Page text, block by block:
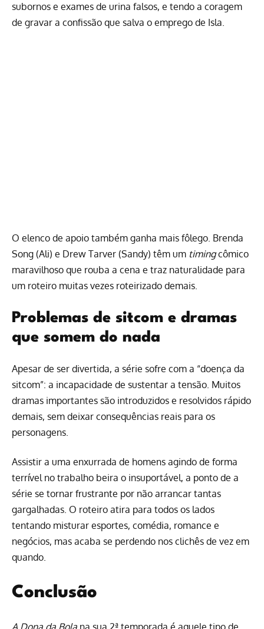
subornos e exames de urina falsos, e tendo a coragem
de gravar a confissão que salva o emprego de Isla.
O elenco de apoio também ganha mais fôlego. Brenda
Song (Ali) e Drew Tarver (Sandy) têm um timingcômico
maravilhoso que rouba a cena e traz naturalidade para
um roteiro muitas vezes roteirizado demais.
Problemas de sitcom e dramas
que somem do nada
Apesar de ser divertida, a série sofre com a “doença da
sitcom”: a incapacidade de sustentar a tensão. Muitos
dramas importantes são introduzidos e resolvidos rápido
demais, sem deixar consequências reais para os
personagens.
Assistir a uma enxurrada de homens agindo de forma
terrível no trabalho beira o insuportável, a ponto de a
série se tornar frustrante por não arrancar tantas
gargalhadas. O roteiro atira para todos os lados
tentando misturar esportes, comédia, romance e
negócios, mas acaba se perdendo nos clichês de vez em
quando.
Conclusão
A Dona da Bola na sua 2ª temporada é aquele tipo de